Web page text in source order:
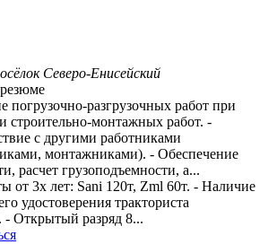
Северо-Енисейский
погрузочно-разгрузочных работ при
строительно-монтажных работ. -
с другими работниками
монтажниками). - Обеспечение
расчет грузоподъемности, а...
от 3х лет: Sani 120т, Zml 60т. - Наличие
удостоверения тракториста
Открытый разряд 8...